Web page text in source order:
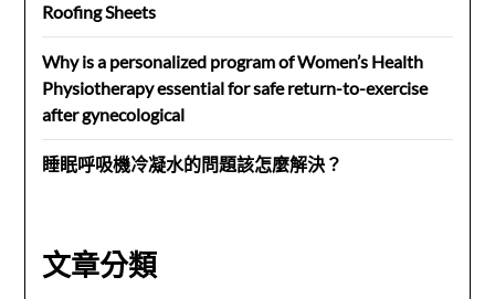
Roofing Sheets
Why is a personalized program of Women’s Health
Physiotherapy essential for safe return-to-exercise
after gynecological
睡眠呼吸機冷凝水的問題該怎麼解決？
文章分類